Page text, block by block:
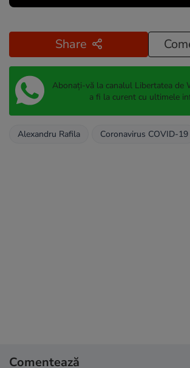
Share
Abonați-vă la canalul Libertatea de
a fi la curent cu ultimele
Alexandru Rafila Coronavirus COVID-19
Comentează